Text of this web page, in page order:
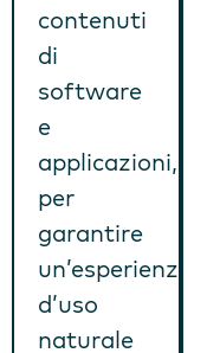
contenuti
di
software
e
applicazioni,
per
garantire
un’esperienza
d’uso
naturale